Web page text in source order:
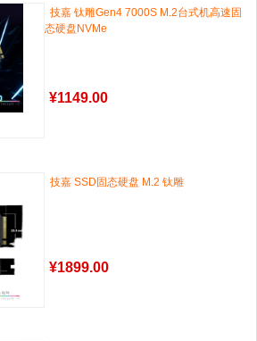
技嘉 钛雕Gen4 7000S M.2台式机高速固
态硬盘NVMe
¥1149.00
技嘉 SSD固态硬盘 M.2 钛雕
¥1899.00